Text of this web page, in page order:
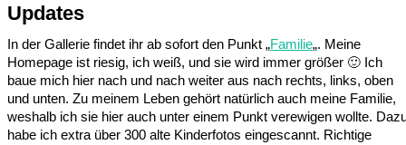
Updates
In der Gallerie findet ihr ab sofort den Punkt „Familie„. Meine
Homepage ist riesig, ich weiß, und sie wird immer größer 🙂 Ich
baue mich hier nach und nach weiter aus nach rechts, links, oben
und unten. Zu meinem Leben gehört natürlich auch meine Familie,
weshalb ich sie hier auch unter einem Punkt verewigen wollte.
habe ich extra über 300 alte Kinderfotos eingescannt. Richtige